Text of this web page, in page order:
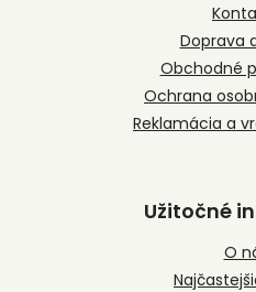
Doprava
Obchodné
Ochrana
Reklamácia a
Užitočné
O